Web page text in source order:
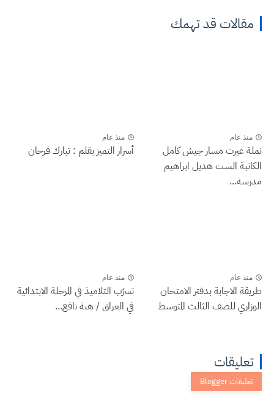
مقالات قد تهمك
منذ عام
نملة غيرت مسار جيش كامل
الكاتبة الست هديل ابراهيم
مدرسة...
منذ عام
أسرار التميز بقلم : تبارك فرحان
منذ عام
طريقة الاجابة بدفتر الامتحان
الوزاري للصف الثالث المتوسط
منذ عام
تسرّب التلاميذ في المرحلة الابتدائية
في العراق / هبة نافع...
تعليقات